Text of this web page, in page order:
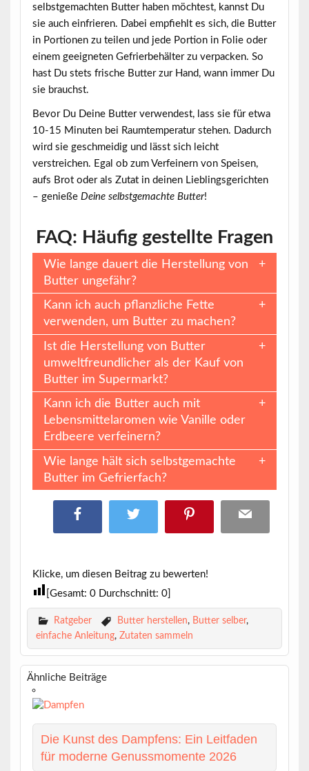
selbstgemachten Butter haben möchtest, kannst Du
sie auch einfrieren. Dabei empfiehlt es sich, die Butter
in Portionen zu teilen und jede Portion in Folie oder
einem geeigneten Gefrierbehälter zu verpacken. So
hast Du stets frische Butter zur Hand, wann immer Du
sie brauchst.
Bevor Du Deine Butter verwendest, lass sie für etwa
10-15 Minuten bei Raumtemperatur stehen. Dadurch
wird sie geschmeidig und lässt sich leicht
verstreichen. Egal ob zum Verfeinern von Speisen,
aufs Brot oder als Zutat in deinen Lieblingsgerichten
– genieße Deine selbstgemachte Butter!
FAQ: Häufig gestellte Fragen
Wie lange dauert die Herstellung von
Butter ungefähr?
Kann ich auch pflanzliche Fette
verwenden, um Butter zu machen?
Ist die Herstellung von Butter
umweltfreundlicher als der Kauf von
Butter im Supermarkt?
Kann ich die Butter auch mit
Lebensmittelaromen wie Vanille oder
Erdbeere verfeinern?
Wie lange hält sich selbstgemachte
Butter im Gefrierfach?
Klicke, um diesen Beitrag zu bewerten!
[Gesamt: 0Durchschnitt: 0]
Ratgeber Butter herstellen, Butter selber,
einfache Anleitung, Zutaten sammeln
Ähnliche Beiträge
Die Kunst des Dampfens: Ein Leitfaden
für moderne Genussmomente 2026